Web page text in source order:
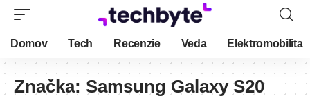
Domov Tech Recenzie Veda Elektromobilita
Značka: Samsung Galaxy S20